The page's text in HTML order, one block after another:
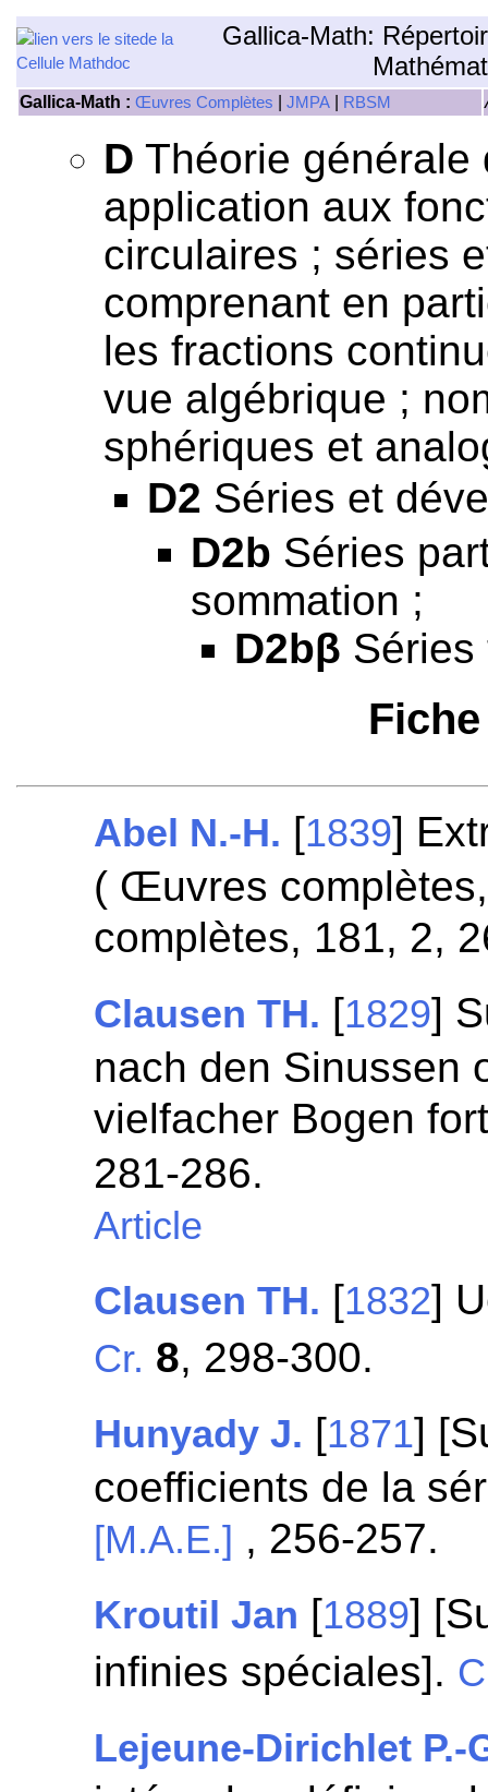
Gallica-Math:
Gallica-Math : Œuvres Complètes JMPA RBSM
D Théorie générale
application aux
circulaires ; séries
comprenant en
les fractions
vue algébrique ;
sphériques et
D2 Séries et
D2b Séries
sommation ;
D2bβ Séries
Abel N.-H. [1839]
( Œuvres
complètes, 181, 2,
Clausen TH. [1829]
nach den Sinussen
vielfacher Bogen
281-286.
Article
Clausen TH. [1832]
Cr. 8, 298-300.
Hunyady J. [1871]
coefficients de la
[M.A.E.] , 256-257.
Kroutil Jan [1889]
infinies spéciales].
Lejeune-Dirichlet P.-